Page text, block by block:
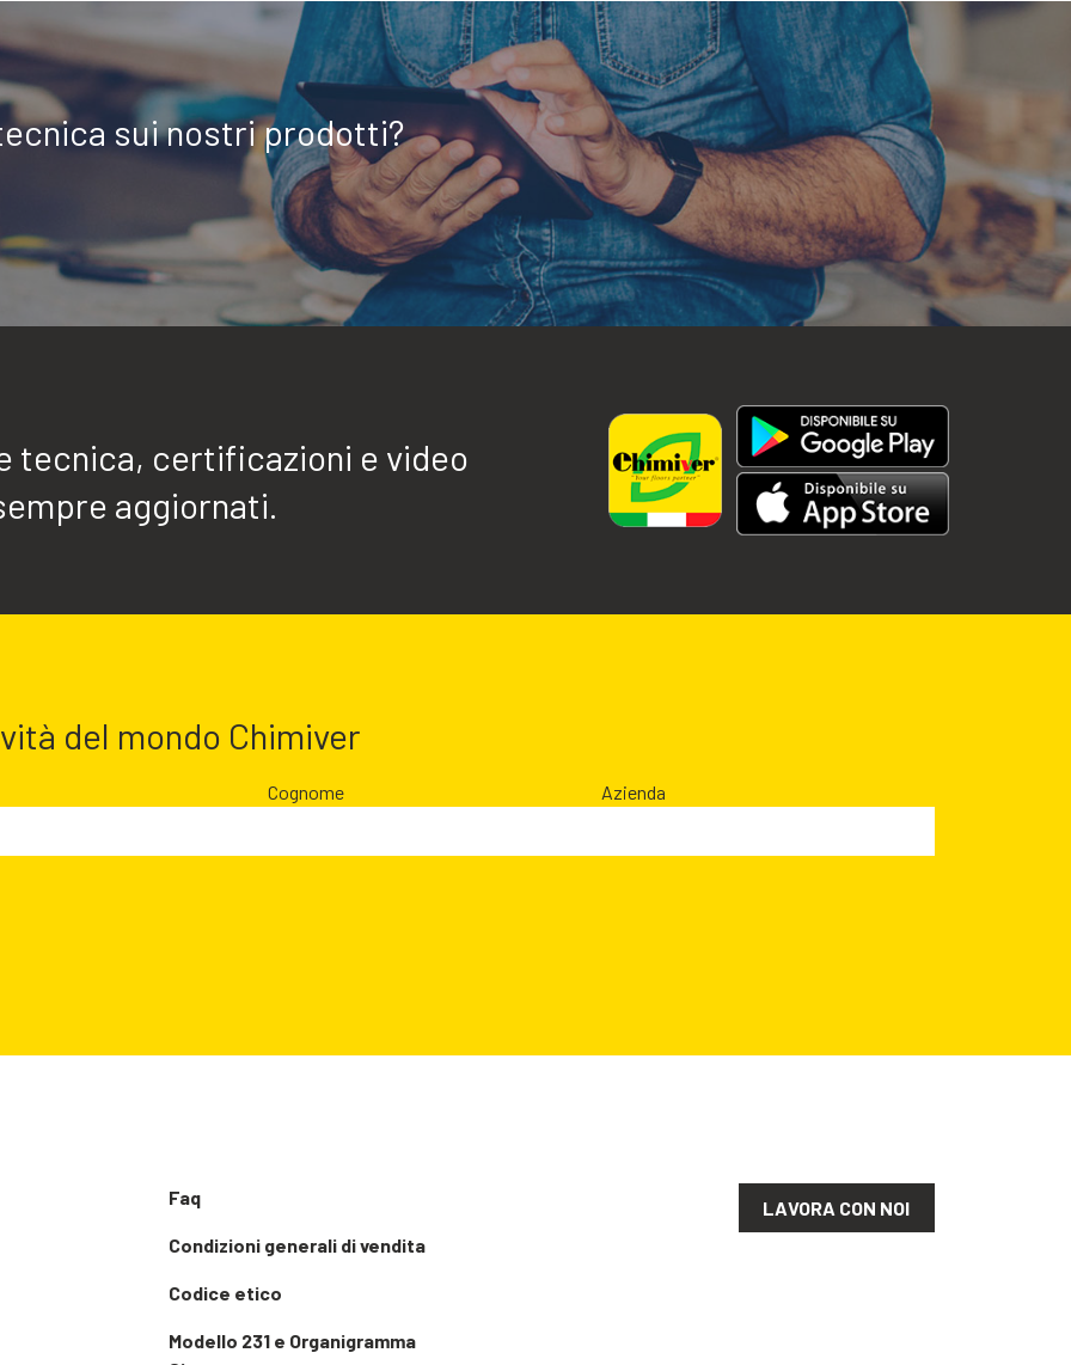
sui nostri prodotti?
tecnica, certificazioni e video
aggiornati.
del mondo Chimiver
Cognome Azienda
Faq
Condizioni generali di vendita
Codice etico
Modello 231 e Organigramma
LAVORA CON NOI